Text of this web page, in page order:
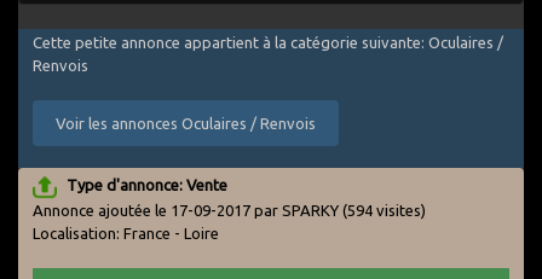
Cette petite annonce appartient à la catégorie suivante: Oculaires /
Renvois
Voir les annonces Oculaires / Renvois
Type d'annonce: Vente
Annonce ajoutée le 17-09-2017 par SPARKY (594 visites)
Localisation: France - Loire